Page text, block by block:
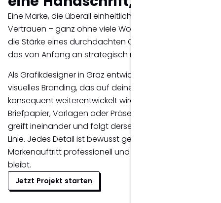
Eine Marke, die überall einheitlich auftritt, schafft
Vertrauen – ganz ohne viele Worte. Genau darin liegt
die Stärke eines durchdachten Corporate Designs,
das von Anfang an strategisch mitgedacht wird.
Als Grafikdesigner in Graz entwickle ich für dich dein
visuelles Branding, das auf deinem Logo aufbaut und
konsequent weiterentwickelt wird. Visitenkarten,
Briefpapier, Vorlagen oder Präsentationen – alles
greift ineinander und folgt derselben gestalterischen
Linie. Jedes Detail ist bewusst gestaltet, damit dein
Markenauftritt professionell und wiedererkennbar
bleibt.
Jetzt Projekt starten